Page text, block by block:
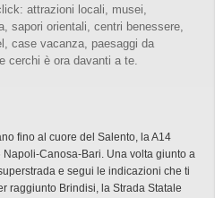
attrazioni locali, musei,
sapori orientali, centri benessere,
case vacanza, paesaggi da
cerchi è ora davanti a te.
fino al cuore del Salento, la A14
Napoli-Canosa-Bari. Una volta giunto a
e segui le indicazioni che ti
raggiunto Brindisi, la Strada Statale